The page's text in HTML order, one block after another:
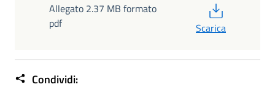
Allegato 2.37 MB formato
pdf
Scarica
Condividi: